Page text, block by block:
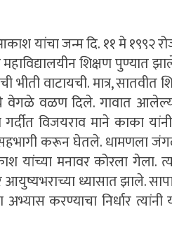
यांचा जन्म दि. ११ मे १९९२
शिक्षण पुण्यात
भीती वाटायची. मात्र,
वेगळे वळण दिले. गावात
गर्दीत विजयराव माने काका
करून घेतले. धामणला
यांच्या मनावर कोरला गेला.
ध्यासात झाले.
करण्याचा निर्धार